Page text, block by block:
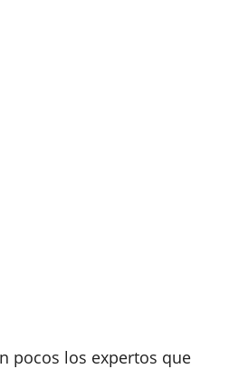
pocos los expertos que